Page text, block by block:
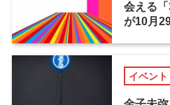
会える
が10月
イベント